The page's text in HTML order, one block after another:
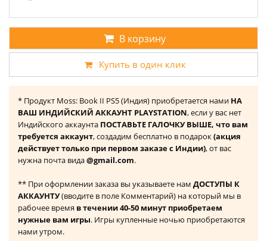
В корзину
Купить в один клик
* Продукт Moss: Book II PS5 (Индия) приобретается нами НА
ВАШ ИНДИЙСКИЙ АККАУНТ PLAYSTATION, если у вас нет
Индийского аккаунта ПОСТАВЬТЕ ГАЛОЧКУ ВЫШЕ, что вам
требуется аккаунт, создадим бесплатно в подарок(акция
действует только при первом заказе с Индии), от вас
нужна почта вида@gmail.com.
** При оформлении заказа вы указываете нам ДОСТУПЫ К
АККАУНТУ(вводите в поле Комментарий) на который мы в
рабочее время в течении 40-50 минут приобретаем
нужные вам игры. Игры купленные ночью приобретаются
нами утром.